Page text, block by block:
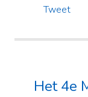
Tweet
Het 4e